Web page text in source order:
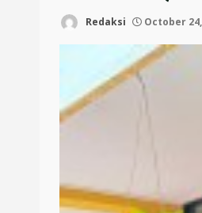
Redaksi October